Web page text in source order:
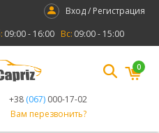
Вход / Регистрация
09:00 - 16:00 Вс: 09:00 - 15:00
+38 (067) 000-17-02
Вам перезвонить?
0